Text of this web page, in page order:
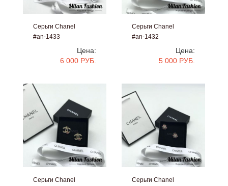
Серьги Chanel
#an-1433
Цена:
6 000 РУБ.
Серьги Chanel
#an-1432
Цена:
5 000 РУБ.
Серьги Chanel
Серьги Chanel